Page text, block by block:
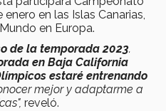
en las Islas Canarias,
en Europa.
de la temporada 2023.
en Baja California
estaré entrenando
mejor y adaptarme a
reveló.